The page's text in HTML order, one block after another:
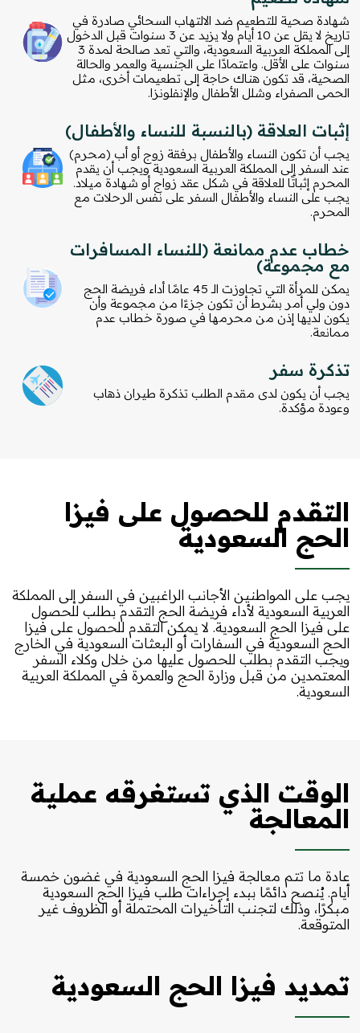
شهادة صحية للتطعيم ضد الالتهاب السحائي صادرة في
تاريخ لا يقل عن 10 أيام ولا يزيد عن 3 سنوات قبل الدخول
إلى المملكة العربية السعودية، والتي تعد صالحة لمدة 3
سنوات على الأقل. واعتمادًا على الجنسية والعمر والحالة
الصحية، قد تكون هناك حاجة إلى تطعيمات أخرى، مثل
الحمى الصفراء وشلل الأطفال والإنفلونزا.
إثبات العلاقة (بالنسبة للنساء والأطفال)
يجب أن تكون النساء والأطفال برفقة زوج أو أب (محرم)
عند السفر إلى المملكة العربية السعودية ويجب أن يقدم
المحرم إثباتًا للعلاقة في شكل عقد زواج أو شهادة ميلاد.
يجب على النساء والأطفال السفر على نفس الرحلات مع
المحرم.
خطاب عدم ممانعة (للنساء المسافرات
مع مجموعة)
يمكن للمرأة التي تجاوزت الـ 45 عامًا أداء فريضة الحج
دون ولي أمر بشرط أن تكون جزءًا من مجموعة وأن
يكون لديها إذن من محرمها في صورة خطاب عدم
ممانعة.
تذكرة سفر
يجب أن يكون لدى مقدم الطلب تذكرة طيران ذهاب
وعودة مؤكدة.
التقدم للحصول على فيزا
الحج السعودية
يجب على المواطنين الأجانب الراغبين في السفر إلى المملكة
العربية السعودية لأداء فريضة الحج التقدم بطلب للحصول
على فيزا الحج السعودية. لا يمكن التقدم للحصول على فيزا
الحج السعودية في السفارات أو البعثات السعودية في الخارج
ويجب التقدم بطلب للحصول عليها من خلال وكلاء السفر
المعتمدين من قبل وزارة الحج والعمرة في المملكة العربية
السعودية.
الوقت الذي تستغرقه عملية
المعالجة
عادة ما تتم معالجة فيزا الحج السعودية في غضون خمسة
أيام. يُنصح دائمًا ببدء إجراءات طلب فيزا الحج السعودية
مبكرًا، وذلك لتجنب التأخيرات المحتملة أو الظروف غير
المتوقعة.
تمديد فيزا الحج السعودية